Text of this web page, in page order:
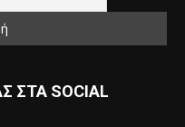
ΣΤΑ SOCIAL